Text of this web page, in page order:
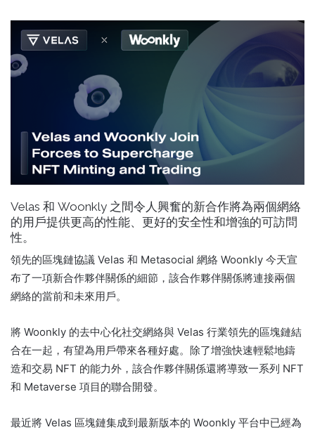
Velas 和 Woonkly 之間令人興奮的新合作將為兩個網絡
的用戶提供更高的性能、更好的安全性和增強的可訪問
性。
領先的區塊鏈協議 Velas 和 Metasocial 網絡 Woonkly 今天宣
布了一項新合作夥伴關係的細節，該合作夥伴關係將連接兩個
網絡的當前和未來用戶。
將 Woonkly 的去中心化社交網絡與 Velas 行業領先的區塊鏈結
合在一起，有望為用戶帶來各種好處。 除了增強快速輕鬆地鑄
造和交易 NFT 的能力外，該合作夥伴關係還將導致一系列 NFT
和 Metaverse 項目的聯合開發。
最近將 Velas 區塊鏈集成到最新版本的 Woonkly 平台中已經為